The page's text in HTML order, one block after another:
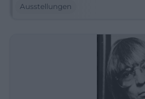
Ausstellungen